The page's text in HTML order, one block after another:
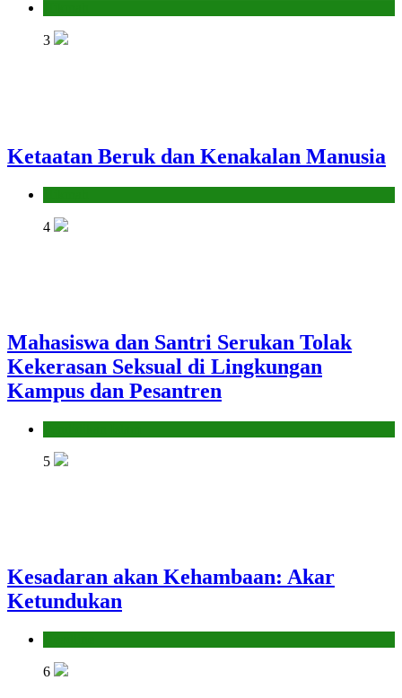
3
Ketaatan Beruk dan Kenakalan Manusia
4
Mahasiswa dan Santri Serukan Tolak
Kekerasan Seksual di Lingkungan
Kampus dan Pesantren
5
Kesadaran akan Kehambaan: Akar
Ketundukan
6